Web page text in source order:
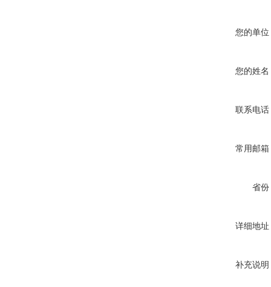
您的单位
您的姓名
联系电话
常用邮箱
省份
详细地址
补充说明